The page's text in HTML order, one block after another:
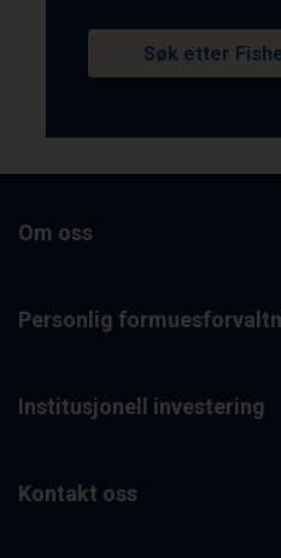
Søk etter
Om oss
Personlig
Institusjonell investering
Kontakt oss